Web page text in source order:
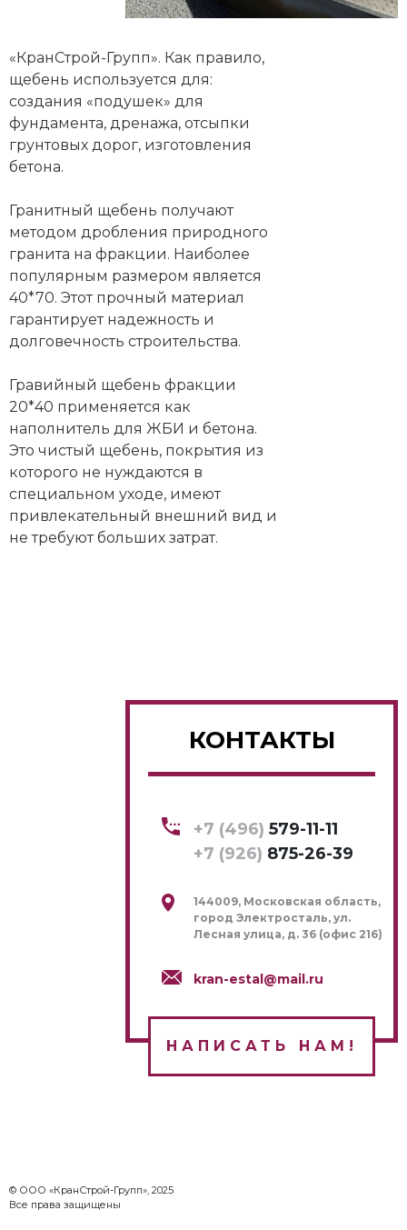
«КранСтрой-Групп». Как правило,
щебень используется для:
создания «подушек» для
фундамента, дренажа, отсыпки
грунтовых дорог, изготовления
бетона.
Гранитный щебень получают
методом дробления природного
гранита на фракции. Наиболее
популярным размером является
40*70. Этот прочный материал
гарантирует надежность и
долговечность строительства.
Гравийный щебень фракции
20*40 применяется как
наполнитель для ЖБИ и бетона.
Это чистый щебень, покрытия из
которого не нуждаются в
специальном уходе, имеют
привлекательный внешний вид и
не требуют больших затрат.
КОНТАКТЫ
+7 (496) 579-11-11
+7 (926) 875-26-39
144009, Московская область,
город Электросталь, ул.
Лесная улица, д. 36 (офис 216)
kran-estal@mail.ru
НАПИСАТЬ НАМ!
© ООО «КранСтрой-Групп», 2025
Все права защищены